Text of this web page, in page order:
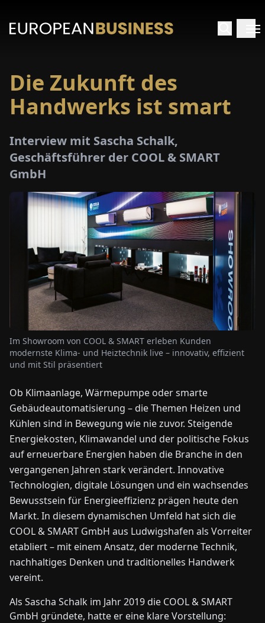
UNS
KONTAKT
UNS
Die Zukunft des
Handwerks ist smart
Interview mit Sascha Schalk,
Geschäftsführer der COOL & SMART
GmbH
Im Showroom von COOL & SMART erleben Kunden
modernste Klima- und Heiztechnik live – innovativ, effizient
und mit Stil präsentiert
Ob Klimaanlage, Wärmepumpe oder smarte
Gebäudeautomatisierung – die Themen Heizen und
Kühlen sind in Bewegung wie nie zuvor. Steigende
Energiekosten, Klimawandel und der politische Fokus
auf erneuerbare Energien haben die Branche in den
vergangenen Jahren stark verändert. Innovative
Technologien, digitale Lösungen und ein wachsendes
Bewusstsein für Energieeffizienz prägen heute den
Markt. In diesem dynamischen Umfeld hat sich die
COOL & SMART GmbH aus Ludwigshafen als Vorreiter
etabliert – mit einem Ansatz, der moderne Technik,
nachhaltiges Denken und traditionelles Handwerk
vereint.
Als Sascha Schalk im Jahr 2019 die COOL & SMART
GmbH gründete, hatte er eine klare Vorstellung: